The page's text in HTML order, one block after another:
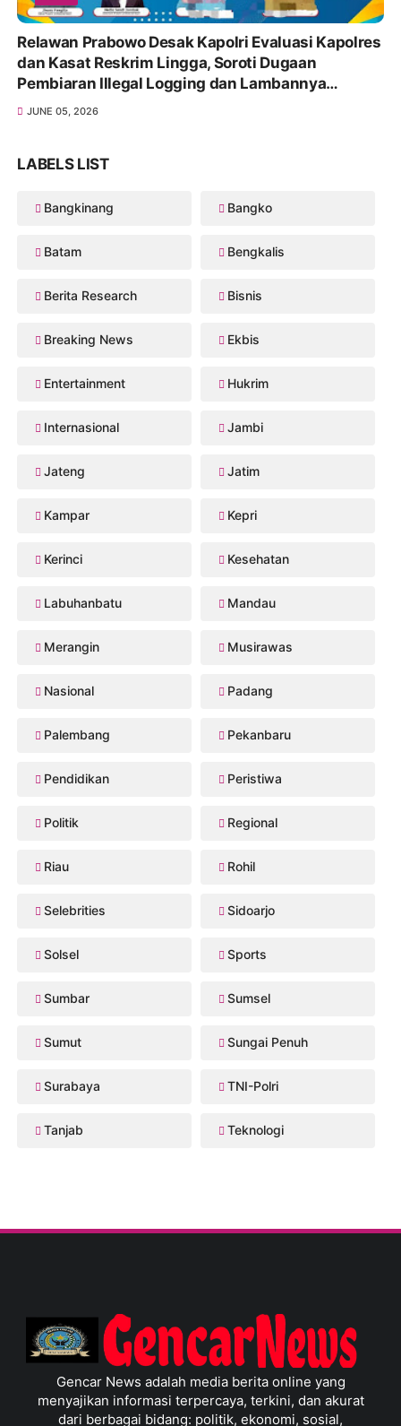
Relawan Prabowo Desak Kapolri Evaluasi Kapolres
dan Kasat Reskrim Lingga, Soroti Dugaan
Pembiaran Illegal Logging dan Lambannya
Penanganan Korupsi
JUNE 05, 2026
LABELS LIST
Bangkinang Bangko
Batam Bengkalis
Berita Research Bisnis
Breaking News Ekbis
Entertainment Hukrim
Internasional Jambi
Jateng Jatim
Kampar Kepri
Kerinci Kesehatan
Labuhanbatu Mandau
Merangin Musirawas
Nasional Padang
Palembang Pekanbaru
Pendidikan Peristiwa
Politik Regional
Riau Rohil
Selebrities Sidoarjo
Solsel Sports
Sumbar Sumsel
Sumut Sungai Penuh
Surabaya TNI-Polri
Tanjab Teknologi
Gencar News adalah media berita online yang
menyajikan informasi terpercaya, terkini, dan akurat
dari berbagai bidang: politik, ekonomi, sosial,